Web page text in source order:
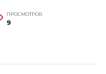
ПРОСМОТРОВ
9